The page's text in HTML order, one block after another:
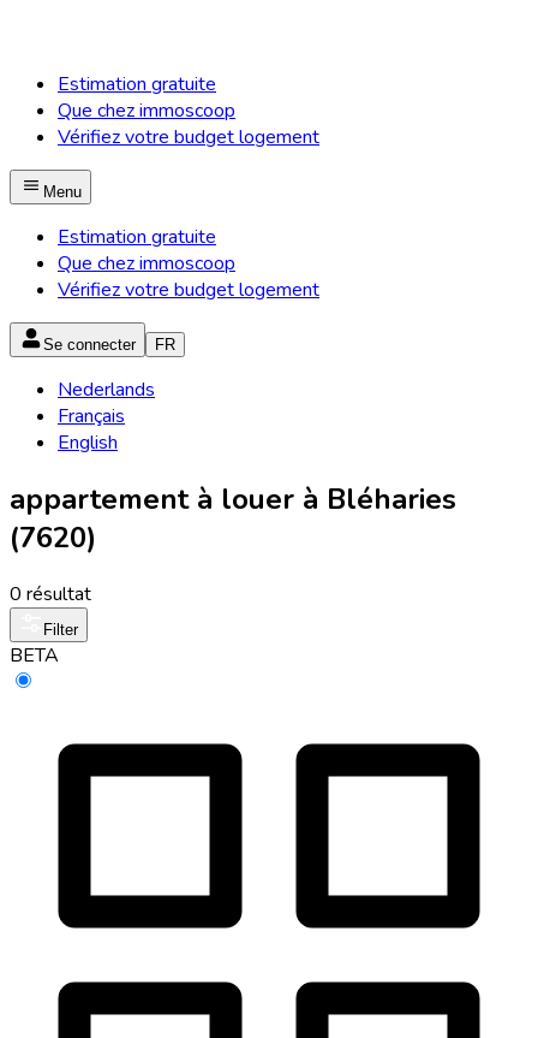
Estimation gratuite
Que chez immoscoop
Vérifiez votre budget logement
Menu
Estimation gratuite
Que chez immoscoop
Vérifiez votre budget logement
Se connecter FR
Nederlands
Français
English
appartement à louer à Bléharies
(7620)
0 résultat
Filter
BETA